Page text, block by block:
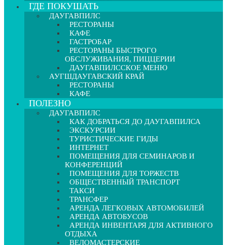
ГДЕ ПОКУШАТЬ
ДАУГАВПИЛС
РЕСТОРАНЫ
КАФЕ
ГАСТРОБАР
РЕСТОРАНЫ БЫСТРОГО
ОБСЛУЖИВАНИЯ, ПИЦЦЕРИИ
ДАУГАВПИЛССКОЕ МЕНЮ
АУГШДАУГАВСКИЙ КРАЙ
РЕСТОРАНЫ
КАФЕ
ПОЛЕЗНО
ДАУГАВПИЛС
КАК ДОБРАТЬСЯ ДО ДАУГАВПИЛСА
ЭКСКУРСИИ
ТУРИСТИЧЕСКИЕ ГИДЫ
ИНТЕРНЕТ
ПОМЕЩЕНИЯ ДЛЯ СЕМИНАРОВ И
КОНФЕРЕНЦИЙ
ПОМЕЩЕНИЯ ДЛЯ ТОРЖЕСТВ
ОБЩЕСТВЕННЫЙ ТРАНСПОРТ
ТАКСИ
ТРАНСФЕР
АРЕНДА ЛЕГКОВЫХ АВТОМОБИЛЕЙ
АРЕНДА АВТОБУСОВ
АРЕНДА ИНВЕНТАРЯ ДЛЯ АКТИВНОГО
ОТДЫХА
ВЕЛОМАСТЕРСКИЕ